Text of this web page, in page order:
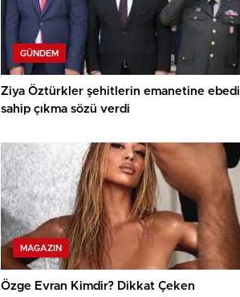
GÜNDEM
Ziya Öztürkler şehitlerin emanetine ebedi
sahip çıkma sözü verdi
MAGAZIN
Özge Evran Kimdir? Dikkat Çeken